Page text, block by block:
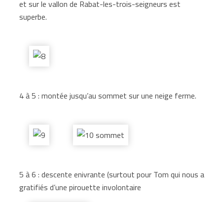
et sur le vallon de Rabat-les-trois-seigneurs est
superbe.
4 à 5 : montée jusqu’au sommet sur une neige ferme.
5 à 6 : descente enivrante (surtout pour Tom qui nous a
gratifiés d’une pirouette involontaire